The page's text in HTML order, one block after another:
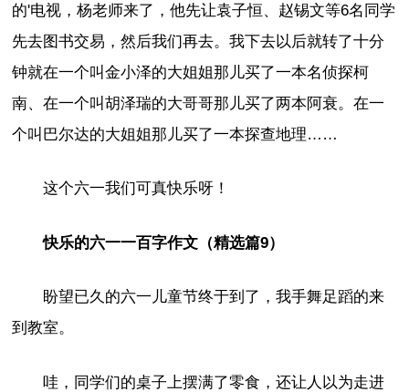
的'电视，杨老师来了，他先让袁子恒、赵锡文等6名同学
先去图书交易，然后我们再去。我下去以后就转了十分
钟就在一个叫金小泽的大姐姐那儿买了一本名侦探柯
南、在一个叫胡泽瑞的大哥哥那儿买了两本阿衰。在一
个叫巴尔达的大姐姐那儿买了一本探查地理……
这个六一我们可真快乐呀！
快乐的六一一百字作文（精选篇9）
盼望已久的六一儿童节终于到了，我手舞足蹈的来
到教室。
哇，同学们的桌子上摆满了零食，还让人以为走进